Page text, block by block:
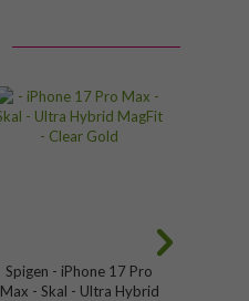
Spigen - iPhone 17 Pro
Max - Skal - Ultra Hybrid